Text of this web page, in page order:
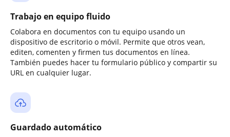
Trabajo en equipo fluido
Colabora en documentos con tu equipo usando un
dispositivo de escritorio o móvil. Permite que otros vean,
editen, comenten y firmen tus documentos en línea.
También puedes hacer tu formulario público y compartir su
URL en cualquier lugar.
Guardado automático